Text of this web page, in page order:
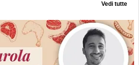
Vedi tutte